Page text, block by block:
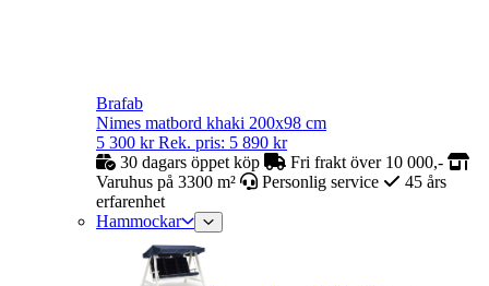
Brafab
Nimes matbord khaki 200x98 cm
5 300 kr Rek. pris: 5 890 kr
30 dagars öppet köp
Fri frakt över 10 000,-
Varuhus på 3300 m²
Personlig service
45 års
erfarenhet
Hammockar